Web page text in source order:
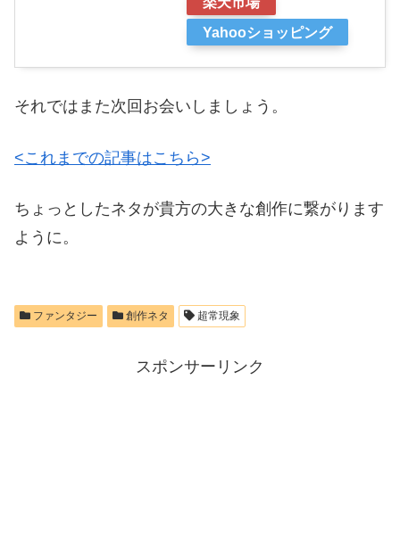
Yahooショッピング
それではまた次回お会いしましょう。
<これまでの記事はこちら>
ちょっとしたネタが貴方の大きな創作に繋がります
ように。
ファンタジー 創作ネタ 超常現象
スポンサーリンク